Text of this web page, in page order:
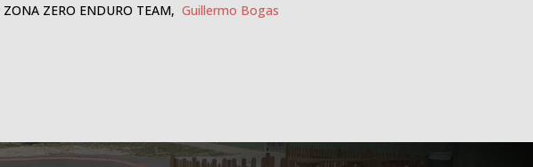
ZERO ENDURO TEAM,Guillermo Bogas